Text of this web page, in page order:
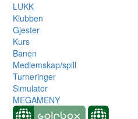
LUKK
Klubben
Gjester
Kurs
Banen
Medlemskap/spill
Turneringer
Simulator
MEGAMENY